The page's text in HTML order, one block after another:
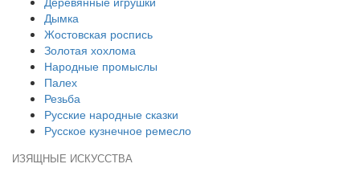
Дымка
Жостовская роспись
Золотая хохлома
Народные промыслы
Палех
Резьба
Русские народные сказки
Русское кузнечное ремесло
ИЗЯЩНЫЕ ИСКУССТВА